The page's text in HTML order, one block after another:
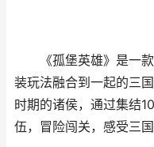
《孤堡英雄》是一款
装玩法融合到一起的三
时期的诸侯，通过集结
伍，冒险闯关，感受三